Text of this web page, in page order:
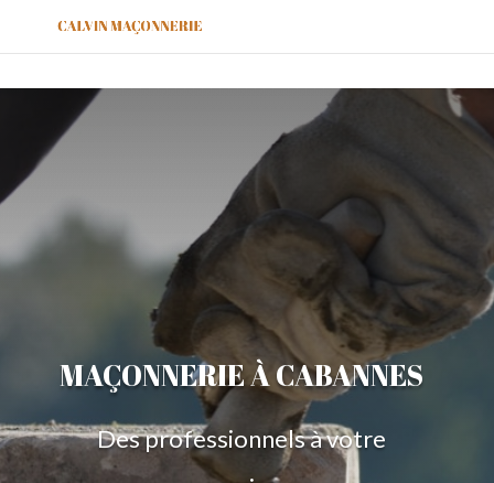
MAÇONNERIE À CABANNES
Des professionnels à votre